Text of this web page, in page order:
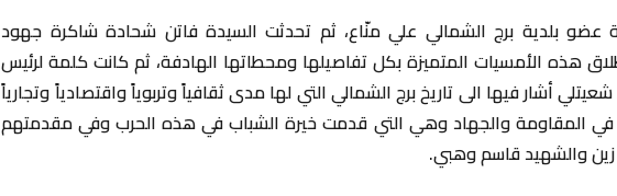
عضو بلدية برج الشمالي علي منّاع، ثم تحدثت السيدة فاتن شحادة شاكرة جهود
هذه الأمسيات المتميزة بكل تفاصيلها ومحطاتها الهادفة، ثم كانت كلمة لرئيس
أشار فيها الى تاريخ برج الشمالي التي لها مدى ثقافياً وتربوياً واقتصادياً وتجارياً
في المقاومة والجهاد وهي التي قدمت خيرة الشباب في هذه الحرب وفي مقدمتهم
والشهيد قاسم وهبي.